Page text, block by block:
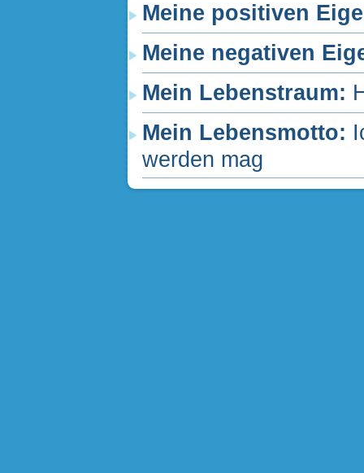
Meine positiven
Meine negativen
Mein Lebenstraum:
Mein Lebensmotto:
werden mag